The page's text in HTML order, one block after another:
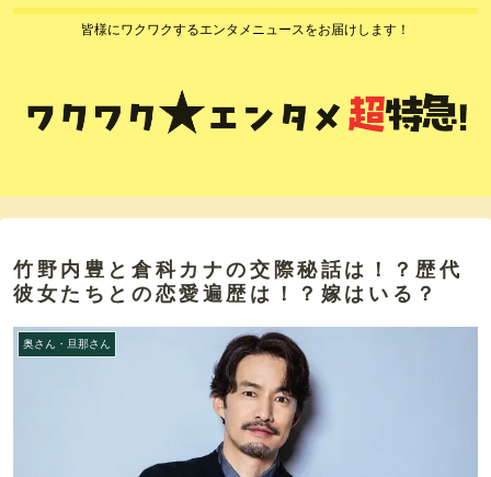
皆様にワクワクするエンタメニュースをお届けします！
竹野内豊と倉科カナの交際秘話は！？歴代
彼女たちとの恋愛遍歴は！？嫁はいる？
奥さん・旦那さん